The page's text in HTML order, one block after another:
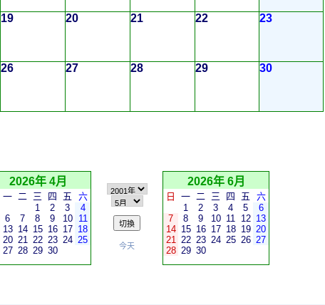
19 20 21 22 23
26 27 28 29 30
2026年 4月
一 二 三 四 五
六
1
2 3
4
6 7 8 9 10
11
13 14 15 16 17 18
20 21 22 23 24 25
27 28 29 30 今天
2026年 6月
日 一 二 三 四 五
六
1
2 3 4 5
6
7
8 9 10 11 12 13
14 15 16 17 18 19 20
21 22 23 24 25 26 27
28 29 30